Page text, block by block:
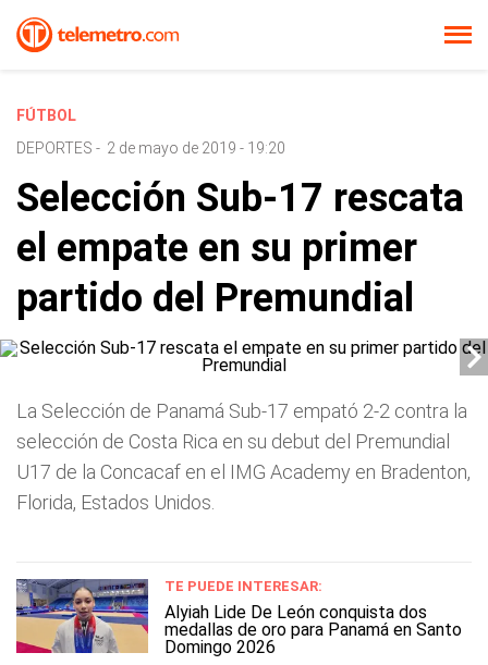
FÚTBOL
DEPORTES - 2 de mayo de 2019 - 19:20
Selección Sub-17 rescata
el empate en su primer
partido del Premundial
La Selección de Panamá Sub-17 empató 2-2 contra la
selección de Costa Rica en su debut del Premundial
U17 de la Concacaf en el IMG Academy en Bradenton,
Florida, Estados Unidos.
TE PUEDE INTERESAR:
Alyiah Lide De León conquista dos
medallas de oro para Panamá en Santo
Domingo 2026